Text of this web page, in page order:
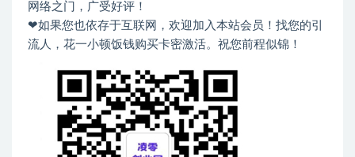
网络之门，广受好评！
❤如果您也依存于互联网，欢迎加入本站会员！找您的引
流人，花一小顿饭钱购买卡密激活。祝您前程似锦！